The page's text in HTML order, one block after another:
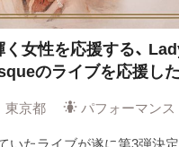
女性を応援する、
のライブを応援した
東京都
パフォーマンス